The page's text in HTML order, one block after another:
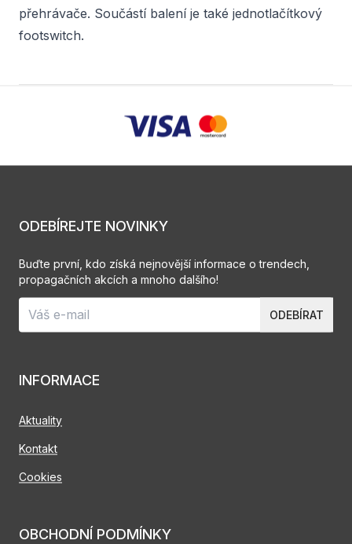
přehrávače. Součástí balení je také jednotlačítkový
footswitch.
INFORMACE
Aktuality
Kontakt
Cookies
OBCHODNÍ PODMÍNKY
ODEBÍREJTE NOVINKY
Buďte první, kdo získá nejnovější informace o trendech,
propagačních akcích a mnoho dalšího!
ODEBÍRAT